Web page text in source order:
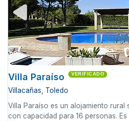
Villa Paraíso VERIFICADO
Villacañas, Toledo
Villa Paraíso es un alojamiento rural
con capacidad para 16 personas.